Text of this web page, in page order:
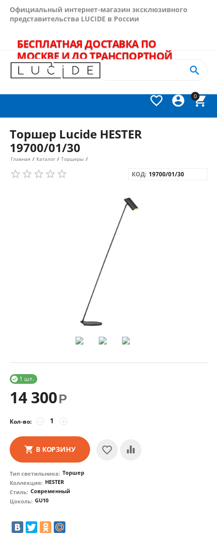
Официальный интернет-магазин эксклюзивного
представительства LUCIDE в России
БЕСПЛАТНАЯ ДОСТАВКА ПО
МОСКВЕ И ДО ТРАНСПОРТНОЙ
КОМПАНИИ - В ПОДАРОК!
0




Торшер Lucide HESTER
19700/01/30
Главная / Каталог / Торшеры /
КОД: 19700/01/30
1 шт.

14 300Р
Кол-во: +
−
В КОРЗИНУ
Тип светильника: Торшер
Коллекция: HESTER
Стиль: Современный
Цоколь: GU10